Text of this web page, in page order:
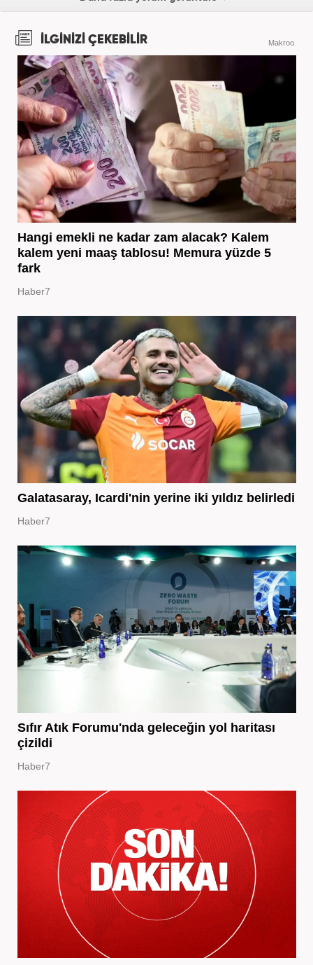
İLGİNİZİ ÇEKEBİLİR Makroo
Hangi emekli ne kadar zam alacak? Kalem
kalem yeni maaş tablosu! Memura yüzde 5
fark
Haber7
Galatasaray, Icardi'nin yerine iki yıldız belirledi
Haber7
Sıfır Atık Forumu'nda geleceğin yol haritası
çizildi
Haber7